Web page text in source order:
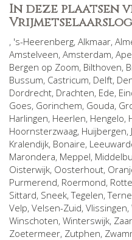
In deze plaatsen
, 's-Heerenberg, Alkmaar,
Amstelveen, Amsterdam,
Bergen op Zoom, Bilthoven,
Bussum, Castricum, Delft,
Dordrecht, Drachten, Ede,
Goes, Gorinchem, Gouda,
Harlingen, Heerlen, Hengelo,
Hoornsterzwaag, Huijbergen,
Kralendijk, Bonaire,
Marondera, Meppel,
Oisterwijk, Oosterhout,
Purmerend, Roermond,
Sittard, Sneek,Tegelen,
Velp, Velsen-Zuid, Vlissingen,
Winschoten, Winterswijk,
Zoetermeer, Zutphen,